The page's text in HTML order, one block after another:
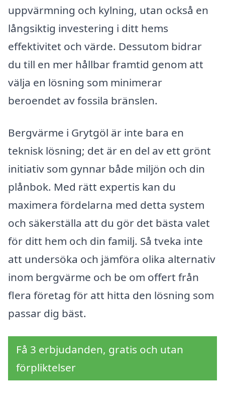
uppvärmning och kylning, utan också en
långsiktig investering i ditt hems
effektivitet och värde. Dessutom bidrar
du till en mer hållbar framtid genom att
välja en lösning som minimerar
beroendet av fossila bränslen.
Bergvärme i Grytgöl är inte bara en
teknisk lösning; det är en del av ett grönt
initiativ som gynnar både miljön och din
plånbok. Med rätt expertis kan du
maximera fördelarna med detta system
och säkerställa att du gör det bästa valet
för ditt hem och din familj. Så tveka inte
att undersöka och jämföra olika alternativ
inom bergvärme och be om offert från
flera företag för att hitta den lösning som
passar dig bäst.
Få 3 erbjudanden, gratis och utan
förpliktelser